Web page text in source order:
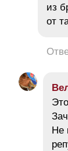
из
от
Не